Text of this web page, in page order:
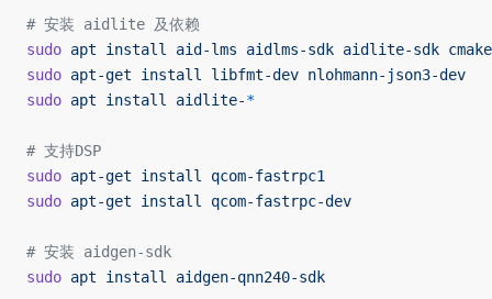
# 安装 aidlite 及依赖
sudo apt install aid-lms aidlms-sdk aidlite-sdk cmake
sudo apt-get install libfmt-dev nlohmann-json3-dev
sudo apt install aidlite-*
# 支持DSP
sudo apt-get install
qcom-fastrpc1
sudo apt-get install qcom-fastrpc-dev
# 安装 aidgen-sdk
sudo apt install aidgen-qnn240-sdk